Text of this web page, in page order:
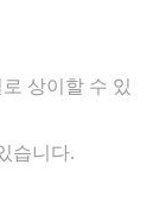
상이할 수 있
습니다.